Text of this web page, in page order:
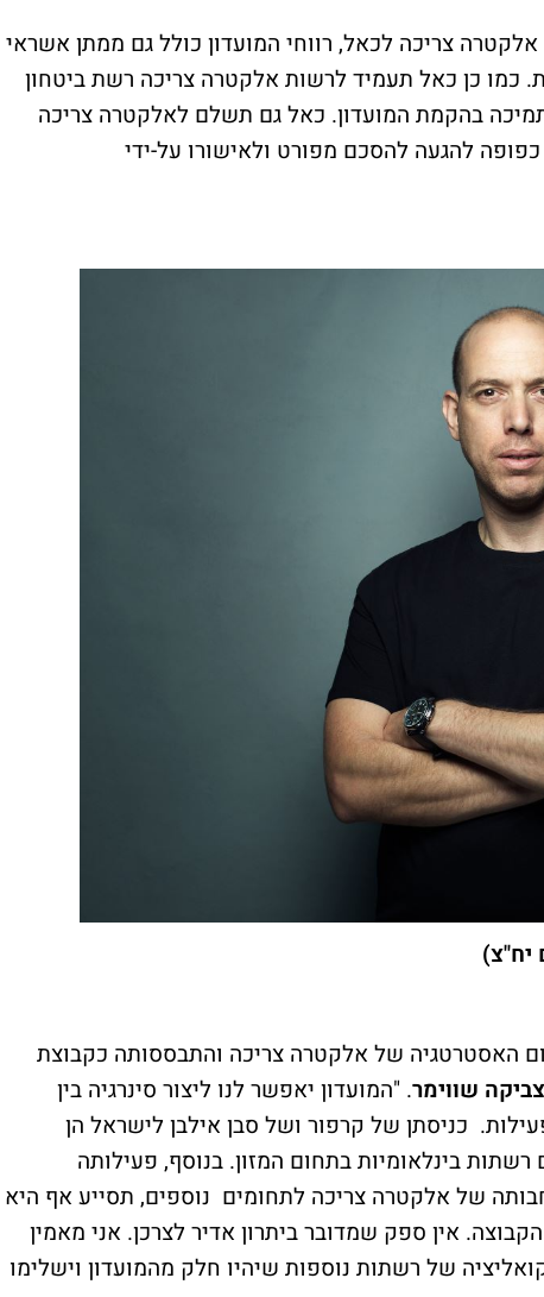
צריכה לכאל, רווחי המועדון כולל גם ממתן אשראי
כמו כן כאל תעמיד לרשות אלקטרה צריכה רשת ביטחון
בהקמת המועדון. כאל גם תשלם לאלקטרה צריכה
להגעה להסכם מפורט ולאישורו על-ידי
יח"צ)
האסטרטגיה של אלקטרה צריכה והתבססותה כקבוצת
צביקה שווימר. "המועדון יאפשר לנו ליצור סינרגיה בין
כניסתן של קרפור ושל סבן אילבן לישראל הן
בינלאומיות בתחום המזון. בנוסף, פעילותה
של אלקטרה צריכה לתחומים נוספים, תסייע אף היא
אין ספק שמדובר ביתרון אדיר לצרכן. אני מאמין
של רשתות נוספות שיהיו חלק מהמועדון וישלימו